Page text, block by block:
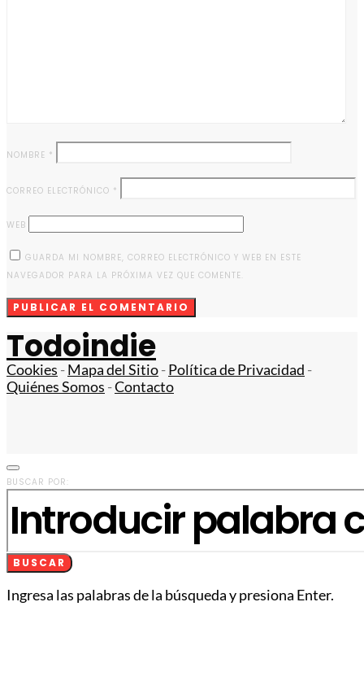
NOMBRE *
CORREO ELECTRÓNICO *
WEB
GUARDA MI NOMBRE, CORREO ELECTRÓNICO Y WEB EN ESTE
NAVEGADOR PARA LA PRÓXIMA VEZ QUE COMENTE.
Todoindie
Cookies -Mapa del Sitio-Política de Privacidad -
Quiénes Somos -Contacto
BUSCAR POR:
BUSCAR
Ingresa las palabras de la búsqueda y presiona Enter.